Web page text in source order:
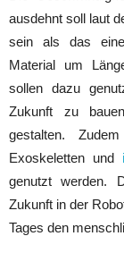
ausdehnt soll laut
sein als das
Material um
sollen dazu
Zukunft zu
gestalten.
Exoskeletten und
genutzt werden.
Zukunft in der
Tages den